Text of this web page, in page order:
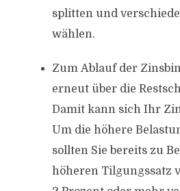
splitten und
wählen.
Zum Ablauf der
erneut über die
Damit kann sich Ihr
Um die höhere
sollten Sie bereits zu
höheren Tilgungssatz